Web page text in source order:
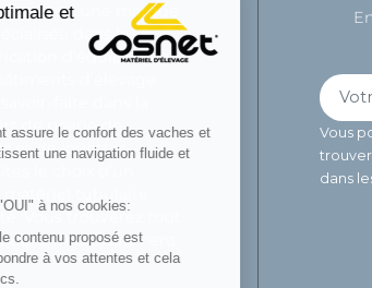
et
assure le confort des vaches et
une navigation fluide et
à nos cookies:
le contenu proposé est
à vos attentes et cela
est une marque
dans la
d’équipements
d’élevage.
faire dans la
de prairie de
et de logettes.
le choix d’un
Vous trouverez tout
votre bâtiment
Vous
dans